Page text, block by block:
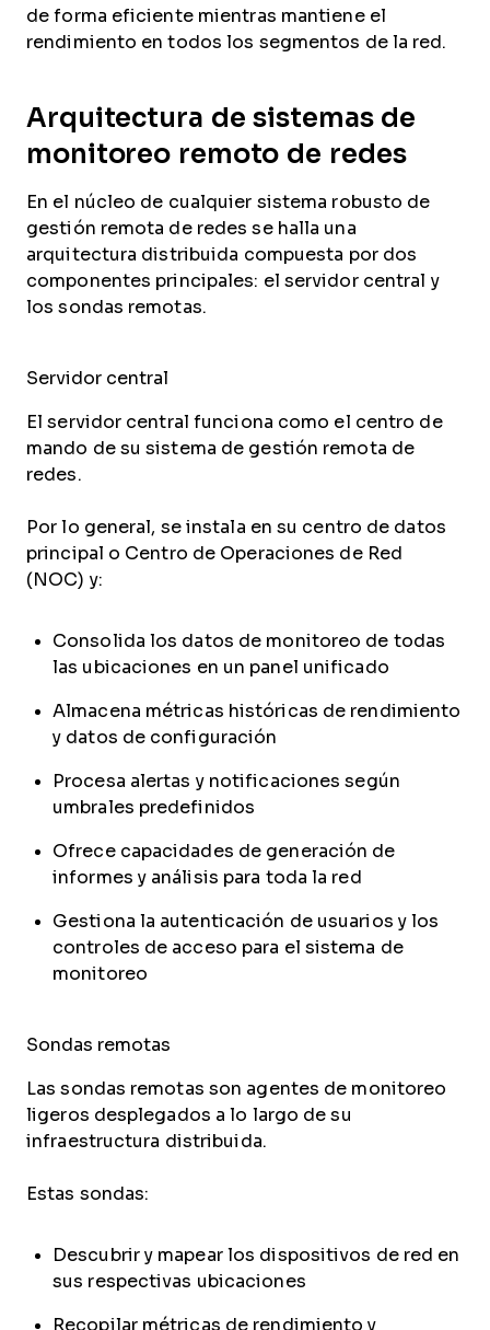
de forma eficiente mientras mantiene el
rendimiento en todos los segmentos de la red.
Arquitectura de sistemas de
monitoreo remoto de redes
En el núcleo de cualquier sistema robusto de
gestión remota de redes se halla una
arquitectura distribuida compuesta por dos
componentes principales: el servidor central y
los sondas remotas.
Servidor central
El servidor central funciona como el centro de
mando de su sistema de gestión remota de
redes.
Por lo general, se instala en su centro de datos
principal o Centro de Operaciones de Red
(NOC) y:
Consolida los datos de monitoreo de todas
las ubicaciones en un panel unificado
Almacena métricas históricas de rendimiento
y datos de configuración
Procesa alertas y notificaciones según
umbrales predefinidos
Ofrece capacidades de generación de
informes y análisis para toda la red
Gestiona la autenticación de usuarios y los
controles de acceso para el sistema de
monitoreo
Sondas remotas
Las sondas remotas son agentes de monitoreo
ligeros desplegados a lo largo de su
infraestructura distribuida.
Estas sondas:
Descubrir y mapear los dispositivos de red en
sus respectivas ubicaciones
Recopilar métricas de rendimiento y